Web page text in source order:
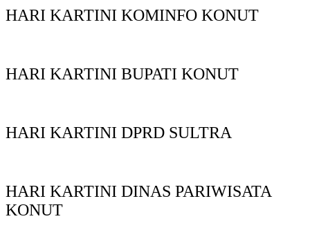
HARI KARTINI KOMINFO KONUT
HARI KARTINI BUPATI KONUT
HARI KARTINI DPRD SULTRA
HARI KARTINI DINAS PARIWISATA
KONUT